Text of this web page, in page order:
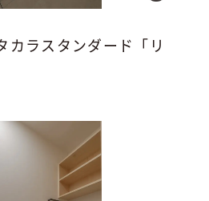
カラスタンダード「リ